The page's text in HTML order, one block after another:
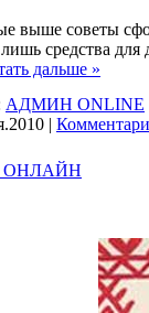
выше советы
средства
дальше »
АДМИН ONLINE
|